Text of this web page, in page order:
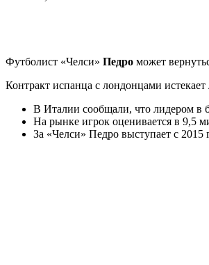
Футболист «Челси» Педро может
Контракт испанца с лондонцами
В Италии сообщали, что лидером в
На рынке игрок оценивается в 9,5
За «Челси» Педро выступает с 2015